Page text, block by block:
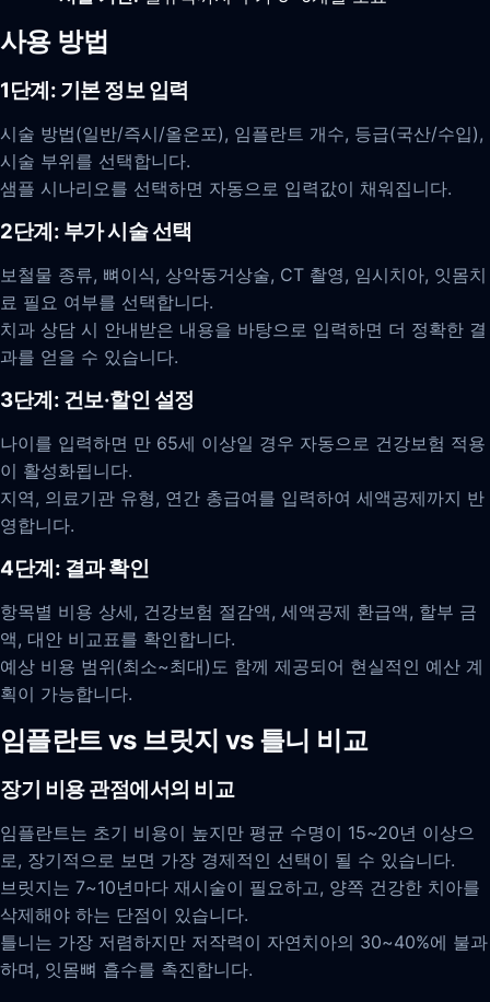
사용 방법
1단계: 기본 정보 입력
시술 방법(일반/즉시/올온포), 임플란트 개수, 등급(국산/수입),
시술 부위를 선택합니다.
샘플 시나리오를 선택하면 자동으로 입력값이 채워집니다.
2단계: 부가 시술 선택
보철물 종류, 뼈이식, 상악동거상술, CT 촬영, 임시치아, 잇몸치
료 필요 여부를 선택합니다.
치과 상담 시 안내받은 내용을 바탕으로 입력하면 더 정확한 결
과를 얻을 수 있습니다.
3단계: 건보·할인 설정
나이를 입력하면 만 65세 이상일 경우 자동으로 건강보험 적용
이 활성화됩니다.
지역, 의료기관 유형, 연간 총급여를 입력하여 세액공제까지 반
영합니다.
4단계: 결과 확인
항목별 비용 상세, 건강보험 절감액, 세액공제 환급액, 할부 금
액, 대안 비교표를 확인합니다.
예상 비용 범위(최소~최대)도 함께 제공되어 현실적인 예산 계
획이 가능합니다.
임플란트 vs 브릿지 vs 틀니 비교
장기 비용 관점에서의 비교
임플란트는 초기 비용이 높지만 평균 수명이 15~20년 이상으
로, 장기적으로 보면 가장 경제적인 선택이 될 수 있습니다.
브릿지는 7~10년마다 재시술이 필요하고, 양쪽 건강한 치아를
삭제해야 하는 단점이 있습니다.
틀니는 가장 저렴하지만 저작력이 자연치아의 30~40%에 불과
하며, 잇몸뼈 흡수를 촉진합니다.